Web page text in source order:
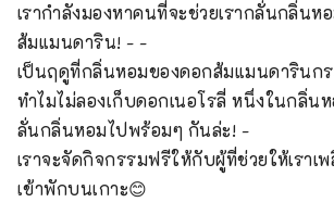
เรากำลังมองหาคนที่จะช่วยเรากลั่นกลิ่นห
ส้มแมนดาริน! - -
เป็นฤดูที่กลิ่นหอมของดอกส้มแมนดารินกร
ทำไมไม่ลองเก็บดอกเนอโรลี่ หนึ่งในกลิ่น
ลั่นกลิ่นหอมไปพร้อมๆ กันล่ะ! -
เราจะจัดกิจกรรมฟรีให้กับผู้ที่ช่วยให้เราเ
เข้าพักบนเกาะ😊